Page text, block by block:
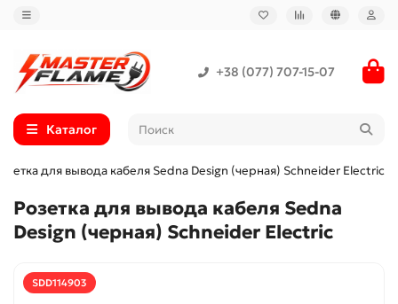
+38 (077) 707-15-07
Каталог
для вывода кабеля Sedna Design (черная) Schneider Electric
Розетка для вывода кабеля Sedna
Design (черная) Schneider Electric
SDD114903